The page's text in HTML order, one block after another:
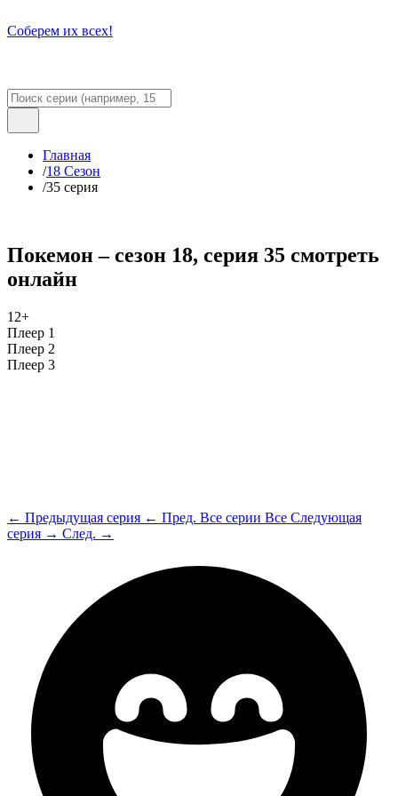
Соберем их всех!
Главная
/18 Сезон
/35 серия
Покемон – сезон 18, серия 35 смотреть
онлайн
12+
Плеер 1
Плеер 2
Плеер 3
← Предыдущая серия ← Пред. Все серии Все Следующая
серия → След. →